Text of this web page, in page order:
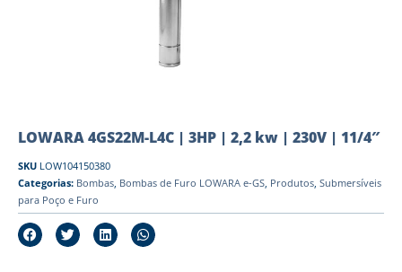
LOWARA 4GS22M-L4C | 3HP | 2,2 kw | 230V | 11/4″
SKU LOW104150380
Categorias: Bombas, Bombas de Furo LOWARA e-GS, Produtos, Submersíveis
para Poço e Furo